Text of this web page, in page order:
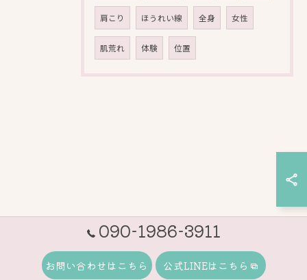
肩こり ほうれい線 全身 女性
肌荒れ 体験 位置
090-1986-3911
お問い合わせはこちら 公式LINEはこちら